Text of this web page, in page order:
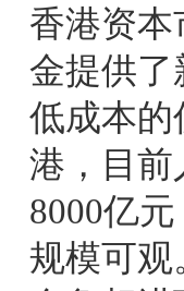
香港资
金提供了
低成本的
港，目前
8000亿
规模可观